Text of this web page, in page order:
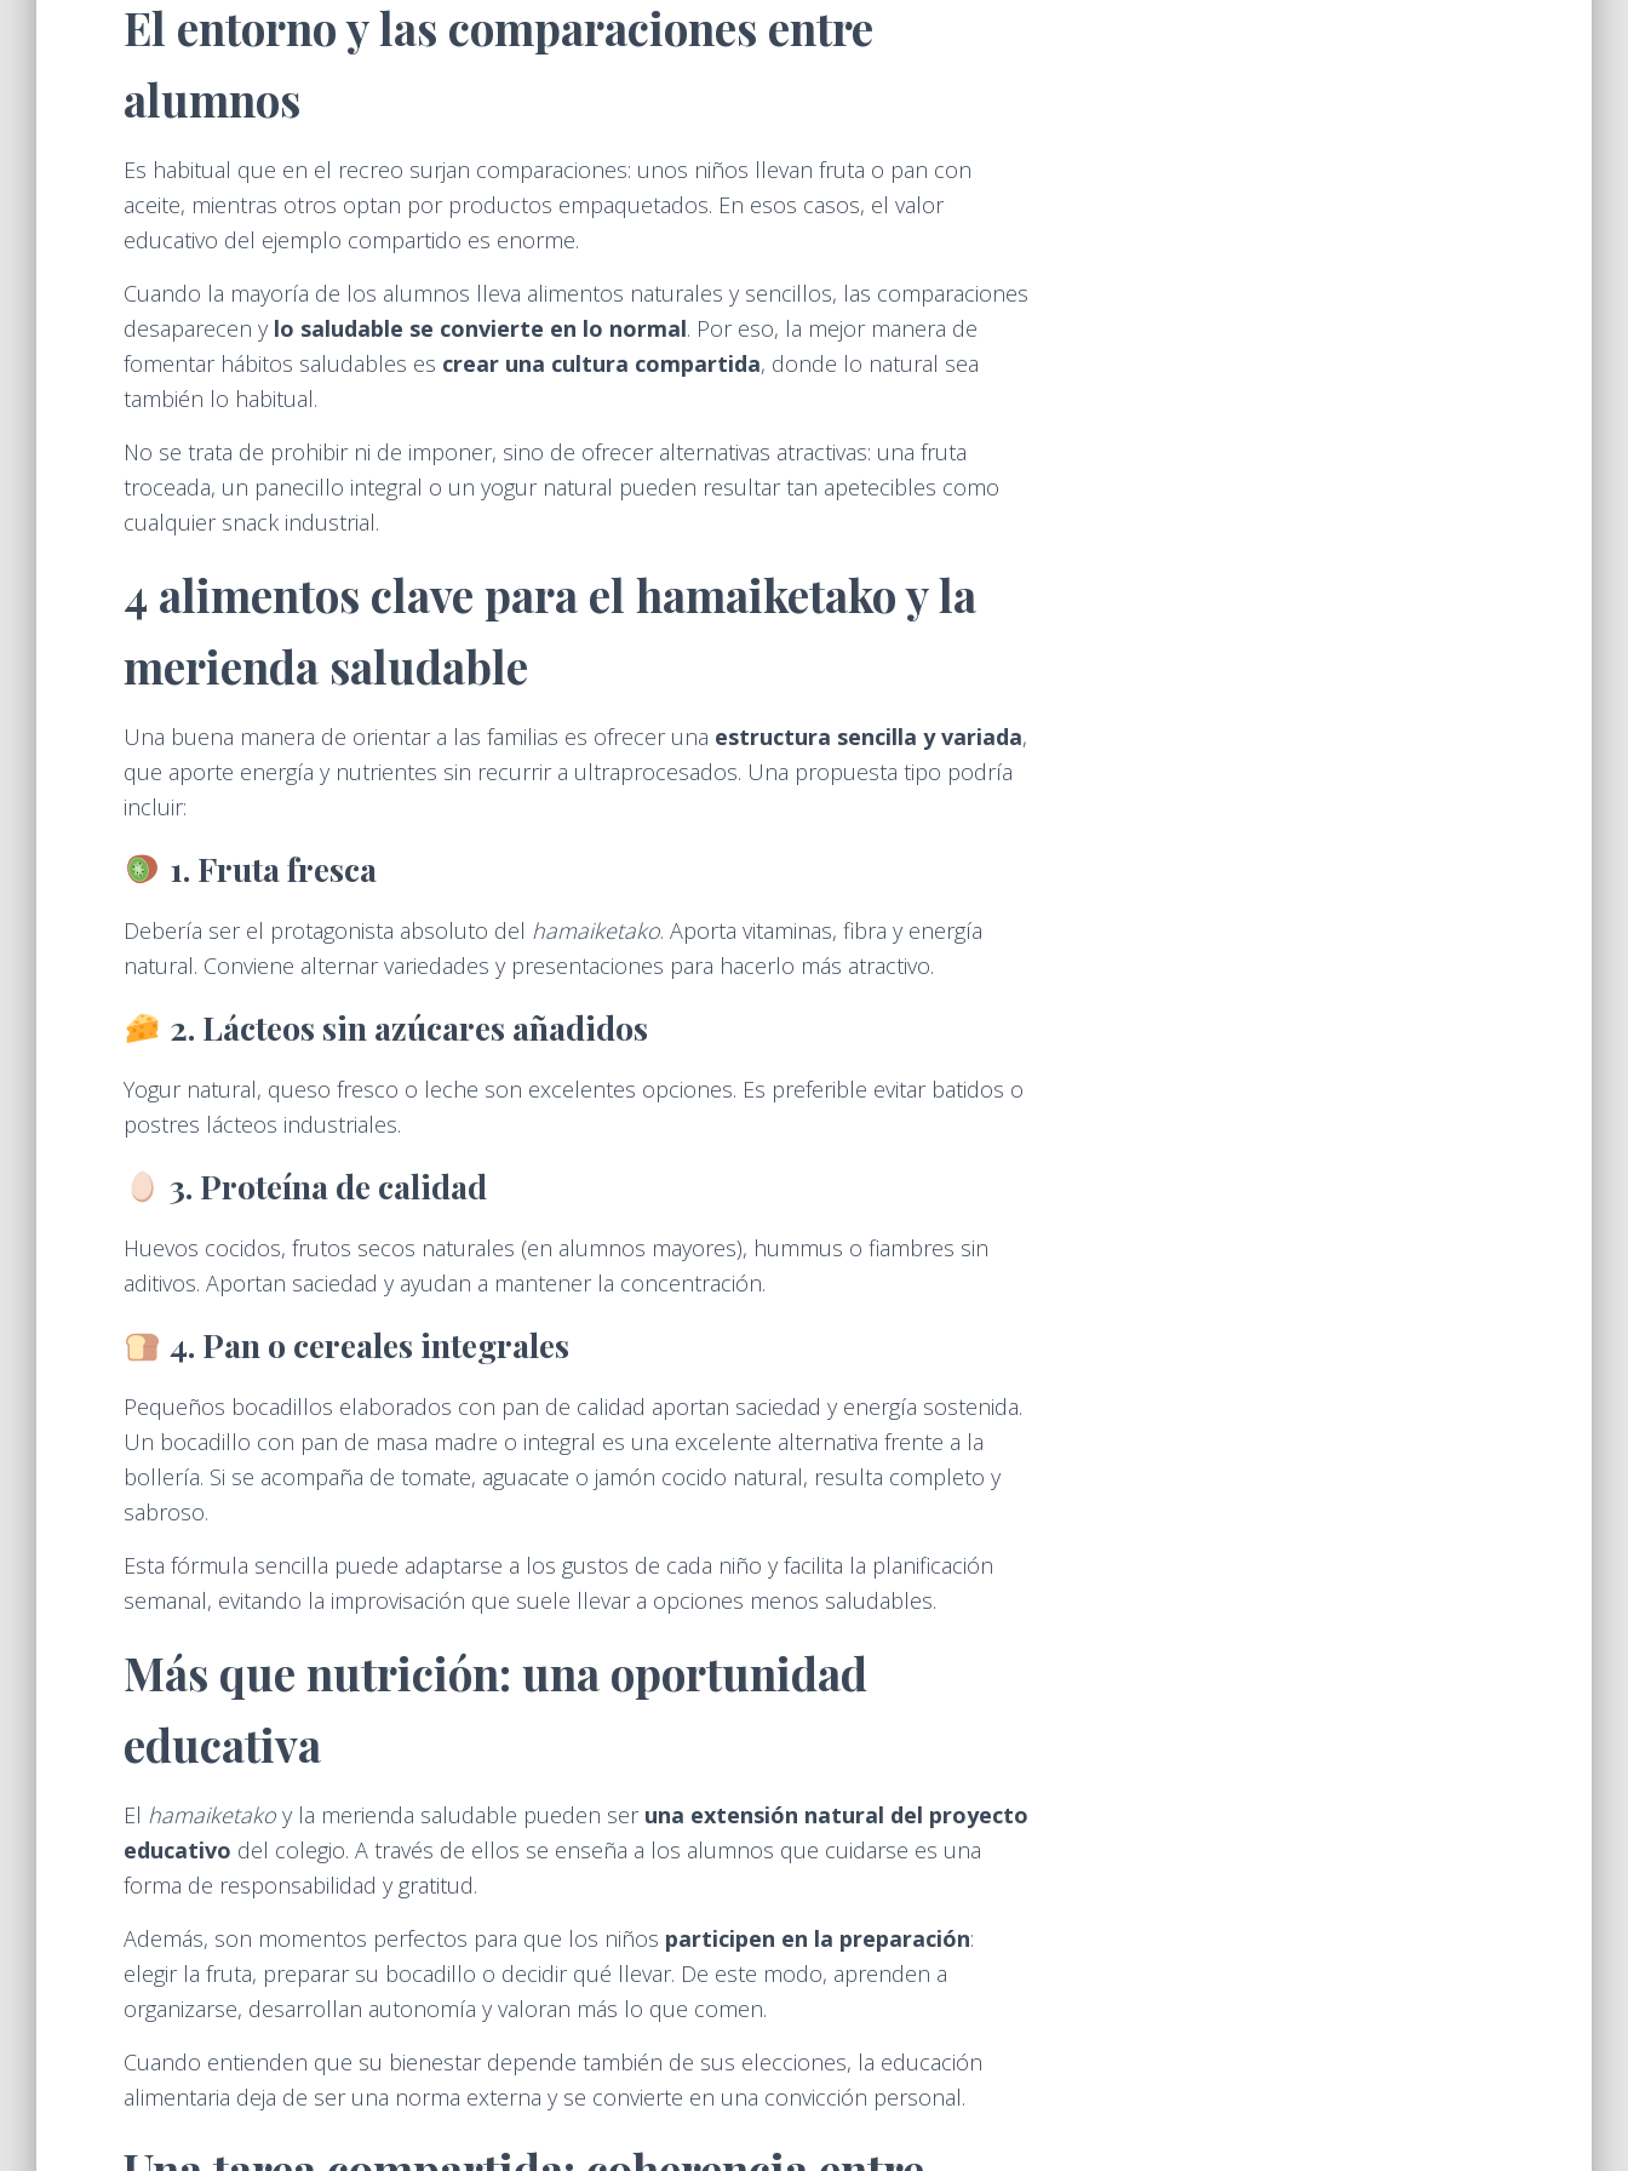
El entorno y las comparaciones entre
alumnos
Es habitual que en el recreo surjan comparaciones: unos niños llevan fruta o pan con
aceite, mientras otros optan por productos empaquetados. En esos casos, el valor
educativo del ejemplo compartido es enorme.
Cuando la mayoría de los alumnos lleva alimentos naturales y sencillos, las comparaciones
desaparecen y lo saludable se convierte en lo normal. Por eso, la mejor manera de
fomentar hábitos saludables es crear una cultura compartida, donde lo natural sea
también lo habitual.
No se trata de prohibir ni de imponer, sino de ofrecer alternativas atractivas: una fruta
troceada, un panecillo integral o un yogur natural pueden resultar tan apetecibles como
cualquier snack industrial.
4 alimentos clave para el hamaiketako y la
merienda saludable
Una buena manera de orientar a las familias es ofrecer una estructura sencilla y variada,
que aporte energía y nutrientes sin recurrir a ultraprocesados. Una propuesta tipo podría
incluir:
1. Fruta fresca
Debería ser el protagonista absoluto del hamaiketako. Aporta vitaminas, fibra y energía
natural. Conviene alternar variedades y presentaciones para hacerlo más atractivo.
2. Lácteos sin azúcares añadidos
Yogur natural, queso fresco o leche son excelentes opciones. Es preferible evitar batidos o
postres lácteos industriales.
3. Proteína de calidad
Huevos cocidos, frutos secos naturales (en alumnos mayores), hummus o fiambres sin
aditivos. Aportan saciedad y ayudan a mantener la concentración.
4. Pan o cereales integrales
Pequeños bocadillos elaborados con pan de calidad aportan saciedad y energía sostenida.
Un bocadillo con pan de masa madre o integral es una excelente alternativa frente a la
bollería. Si se acompaña de tomate, aguacate o jamón cocido natural, resulta completo y
sabroso.
Esta fórmula sencilla puede adaptarse a los gustos de cada niño y facilita la planificación
semanal, evitando la improvisación que suele llevar a opciones menos saludables.
Más que nutrición: una oportunidad
educativa
El hamaiketako y la merienda saludable pueden ser una extensión natural del proyecto
educativo del colegio. A través de ellos se enseña a los alumnos que cuidarse es una
forma de responsabilidad y gratitud.
Además, son momentos perfectos para que los niños participen en la preparación:
elegir la fruta, preparar su bocadillo o decidir qué llevar. De este modo, aprenden a
organizarse, desarrollan autonomía y valoran más lo que comen.
Cuando entienden que su bienestar depende también de sus elecciones, la educación
alimentaria deja de ser una norma externa y se convierte en una convicción personal.